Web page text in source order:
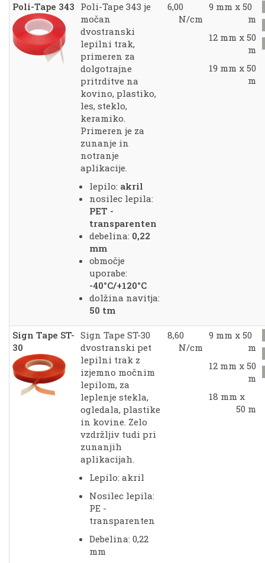
Poli-Tape 343 Poli-Tape 343 je
močan
dvostranski
lepilni trak,
primeren za
dolgotrajne
pritrditve na
kovino, plastiko,
les, steklo,
keramiko.
Primeren je za
zunanje in
notranje
aplikacije.
lepilo: akril
nosilec lepila:
PET -
transparenten
debelina: 0,22
mm
območje
uporabe:
-40°C/+120°C
dolžina navitja:
50 tm
6,00
N/cm
9 mm x 50
m
12 mm x 50
m
19 mm x 50
m
Sign Tape ST-
30
Sign Tape ST-30
dvostranski pet
lepilni trak z
izjemno močnim
lepilom, za
leplenje stekla,
ogledala, plastike
in kovine. Zelo
vzdržljiv tudi pri
zunanjih
aplikacijah.
Lepilo: akril
Nosilec lepila:
PE -
transparenten
Debelina: 0,22
mm
8,60
N/cm
9 mm x 50
m
12 mm x 50
m
18 mm x
50 m